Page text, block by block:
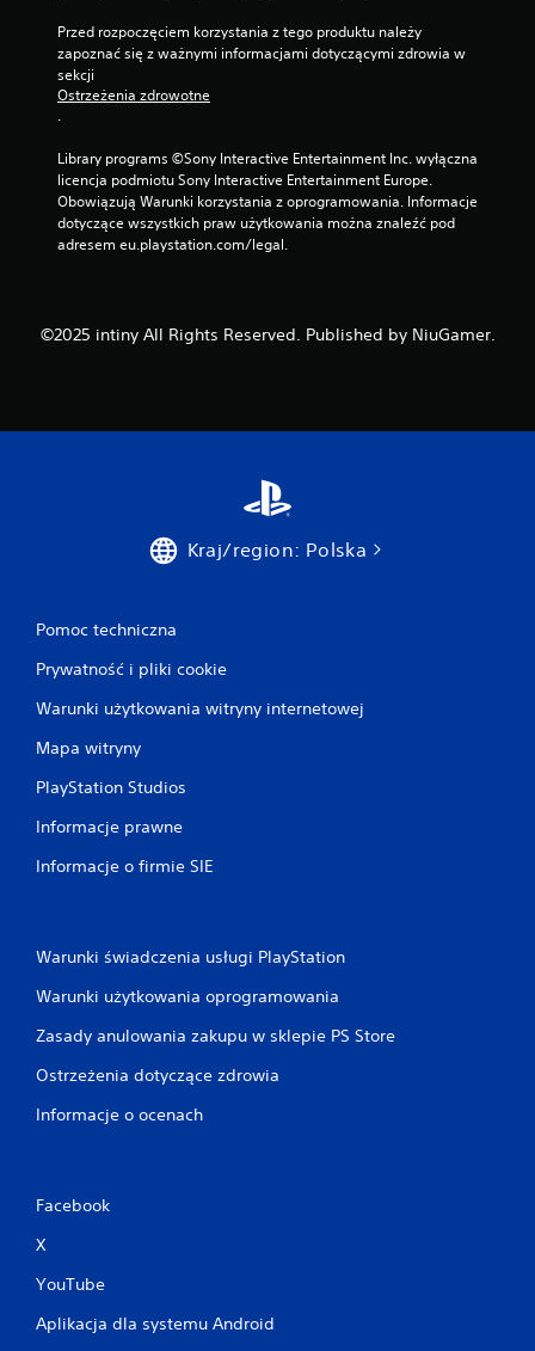
Przed rozpoczęciem korzystania z tego produktu należy
zapoznać się z ważnymi informacjami dotyczącymi zdrowia w
sekcji
Ostrzeżenia zdrowotne
.
Library programs ©Sony Interactive Entertainment Inc. wyłączna
licencja podmiotu Sony Interactive Entertainment Europe.
Obowiązują Warunki korzystania z oprogramowania. Informacje
dotyczące wszystkich praw użytkowania można znaleźć pod
adresem eu.playstation.com/legal.
©2025 intiny All Rights Reserved. Published by NiuGamer.
Kraj/region: Polska
Pomoc techniczna
Prywatność i pliki cookie
Warunki użytkowania witryny internetowej
Mapa witryny
PlayStation Studios
Informacje prawne
Informacje o firmie SIE
Warunki świadczenia usługi PlayStation
Warunki użytkowania oprogramowania
Zasady anulowania zakupu w sklepie PS Store
Ostrzeżenia dotyczące zdrowia
Informacje o ocenach
Facebook
X
YouTube
Aplikacja dla systemu Android